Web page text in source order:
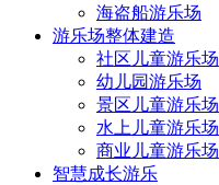
海盗船游乐场
游乐场整体建造
社区儿童游乐场
幼儿园游乐场
景区儿童游乐场
水上儿童游乐场
商业儿童游乐场
智慧成长游乐